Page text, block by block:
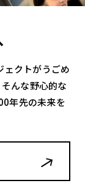
ェクトがうごめ
んな野心的な
年先の未来を